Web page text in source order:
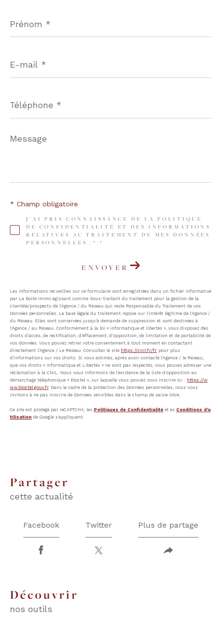
*
mail
*
*
Message
*
J'AI PRIS CONNAISSANCE DE LA POLITIQUE
DE CONFIDENTIALITÉ ET DES INFORMATIONS
RELATIVES AU TRAITEMENT DE MES DONNÉES
PERSONNELLES (*)*
* Champ obligatoire
ENVOYER
Les informations recueillies sur ce formulaire sont enregistrées dans un fichier informatisé
par La Boite Immo agissant comme Sous-traitant du traitement pour la gestion de la
clientèle/prospects de l'Agence / du Réseau qui reste Responsable du Traitement de vos
Données personnelles. La base légale du traitement repose sur l'intérêt légitime de l'Agence /
du Réseau. Elles sont conservées jusqu'à demande de suppression et sont destinées à
l'Agence / au Réseau. Conformément à la loi « informatique et libertés », vous disposez des
droits d’accès, de rectification, d’effacement, d’opposition, de limitation et de portabilité de
vos données. Vous pouvez retirer votre consentement à tout moment en contactant
directement l’Agence / Le Réseau. Consultez le site https://cnil.fr/fr pour plus
d’informations sur vos droits. Si vous estimez, après avoir contacté l'Agence / le Réseau,
que vos droits « Informatique et Libertés » ne sont pas respectés, vous pouvez adresser une
réclamation à la CNIL. Nous vous informons de l’existence de la liste d'opposition au
démarchage téléphonique « Bloctel », sur laquelle vous pouvez vous inscrire ici : https://w
ww.bloctel.gouv.fr. Dans le cadre de la protection des Données personnelles, nous vous
invitons à ne pas inscrire de Données sensibles dans le champ de saisie libre.
Ce site est protégé par reCAPTCHA, les Politiques de Confidentialité et es Conditions d'u
tilisation de Google s'appliquent.
partager
cette actualité
Facebook Twitter Plus de partage
découvrir
nos outils